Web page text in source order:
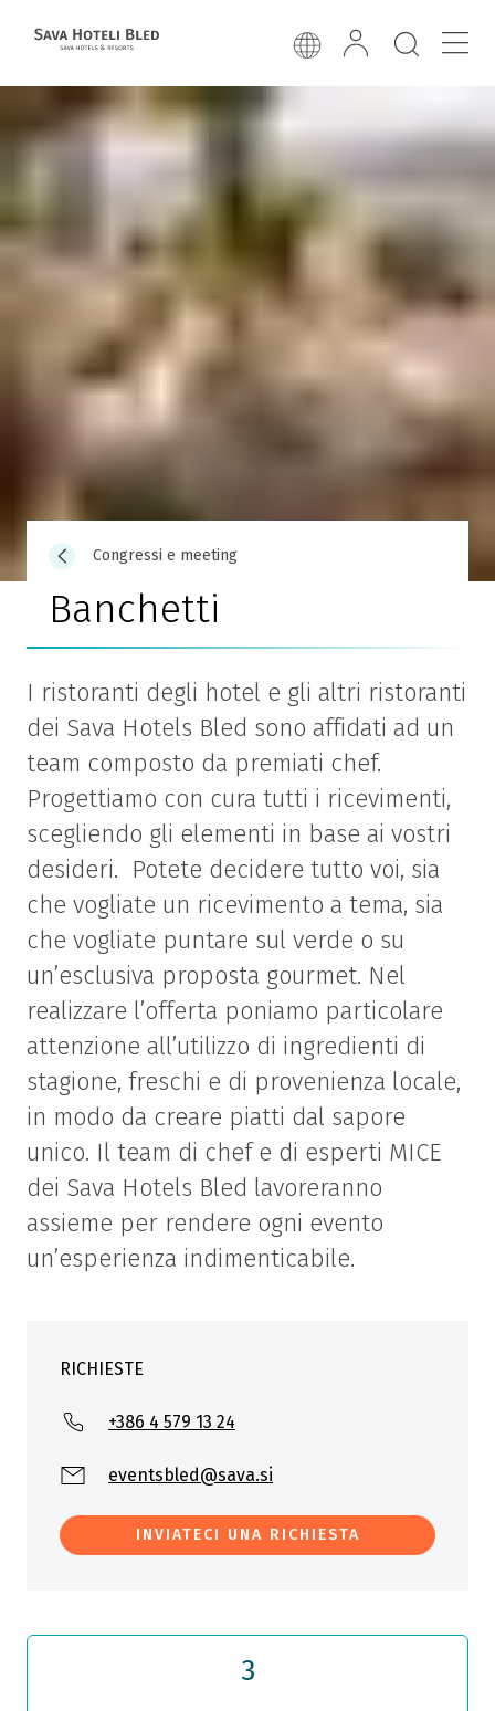
Congressi e meeting
Banchetti
I ristoranti degli hotel e gli altri ristoranti
dei Sava Hotels Bled sono affidati ad un
team composto da premiati chef.
Progettiamo con cura tutti i ricevimenti,
scegliendo gli elementi in base ai vostri
desideri. Potete decidere tutto voi, sia
che vogliate un ricevimento a tema, sia
che vogliate puntare sul verde o su
un’esclusiva proposta gourmet. Nel
realizzare l’offerta poniamo particolare
attenzione all’utilizzo di ingredienti di
stagione, freschi e di provenienza locale,
in modo da creare piatti dal sapore
unico. Il team di chef e di esperti MICE
dei Sava Hotels Bled lavoreranno
assieme per rendere ogni evento
un’esperienza indimenticabile.
RICHIESTE
+386 4 579 13 24
eventsbled@sava.si
INVIATECI UNA RICHIESTA
3